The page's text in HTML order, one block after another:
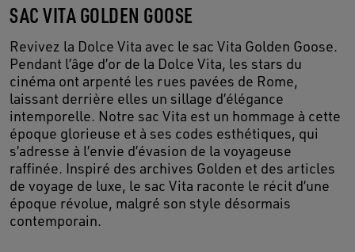
SAC VITA GOLDEN GOOSE
Revivez la Dolce Vita avec le sac Vita Golden Goose.
Pendant l’âge d’or de la Dolce Vita, les stars du
cinéma ont arpenté les rues pavées de Rome,
laissant derrière elles un sillage d’élégance
intemporelle. Notre sac Vita est un hommage à cette
époque glorieuse et à ses codes esthétiques, qui
s’adresse à l’envie d’évasion de la voyageuse
raffinée. Inspiré des archives Golden et des articles
de voyage de luxe, le sac Vita raconte le récit d’une
époque révolue, malgré son style désormais
contemporain.